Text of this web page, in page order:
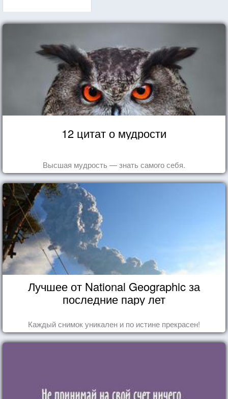
12 цитат о мудрости
Высшая мудрость — знать самого себя.
Лучшее от National Geographic за
последние пару лет
Каждый снимок уникален и по истине прекрасен!